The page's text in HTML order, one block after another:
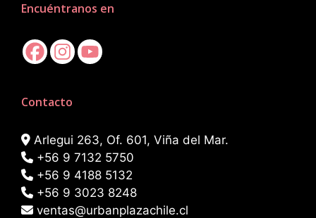
Encuéntranos en
Contacto
Arlegui 263, Of. 601, Viña del Mar.
+56 9 7132 5750
+56 9 4188 5132
+56 9 3023 8248
ventas@urbanplazachile.cl